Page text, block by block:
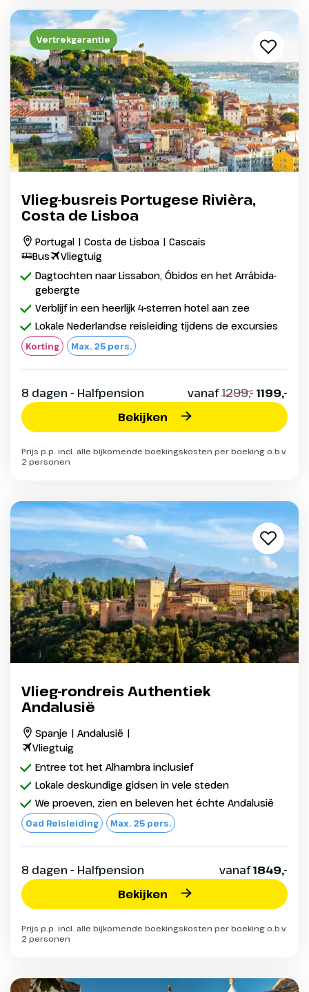
Vertrekgarantie
Vlieg-busreis Portugese Rivièra,
Costa de Lisboa
Portugal | Costa de Lisboa | Cascais
Bus
Vliegtuig
Dagtochten naar Lissabon, Óbidos en het Arrábida-
gebergte
Verblijf in een heerlijk 4-sterren hotel aan zee
Lokale Nederlandse reisleiding tijdens de excursies
Korting Max. 25 pers.
8 dagen - Halfpension vanaf1299,- 1199,-
Bekijken
Prijs p.p. incl. alle bijkomende boekingskosten per boeking o.b.v.
2 personen
Vlieg-rondreis Authentiek
Andalusië
Spanje | Andalusië |
Vliegtuig
Entree tot het Alhambra inclusief
Lokale deskundige gidsen in vele steden
We proeven, zien en beleven het échte Andalusië
Oad Reisleiding Max. 25 pers.
8 dagen - Halfpension vanaf1849,-
Bekijken
Prijs p.p. incl. alle bijkomende boekingskosten per boeking o.b.v.
2 personen